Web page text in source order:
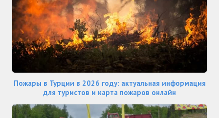
Пожары в Турции в 2026 году: актуальная информация
для туристов и карта пожаров онлайн